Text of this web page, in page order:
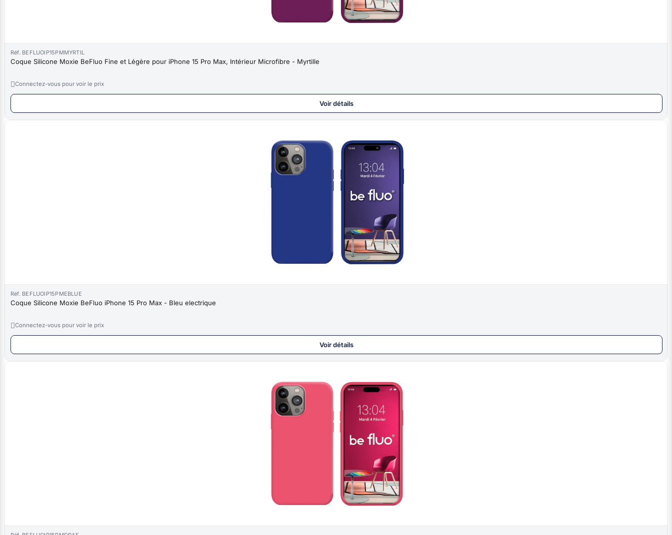
Réf. BEFLUOIP15PMMYRTIL
Coque Silicone Moxie BeFluo Fine et Légère pour iPhone 15 Pro Max, Intérieur Microfibre - Myrtille
Connectez-vous pour voir le prix
Voir détails
Réf. BEFLUOIP15PMEBLUE
Coque Silicone Moxie BeFluo iPhone 15 Pro Max - Bleu electrique
Connectez-vous pour voir le prix
Voir détails